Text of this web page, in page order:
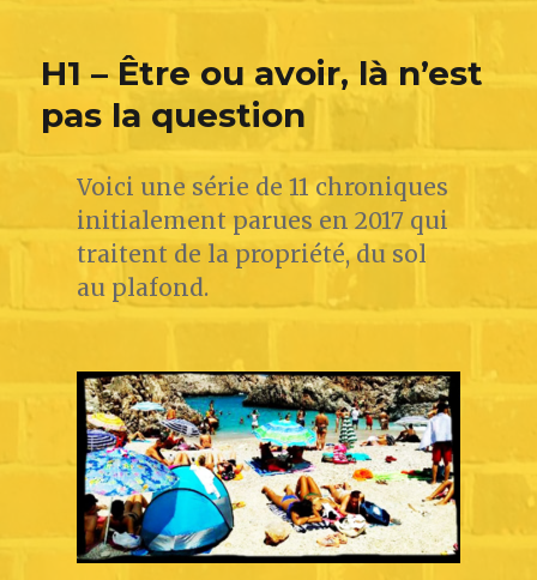
H1 – Être ou avoir, là n’est
pas la question
Voici une série de 11 chroniques
initialement parues en 2017 qui
traitent de la propriété, du sol
au plafond.